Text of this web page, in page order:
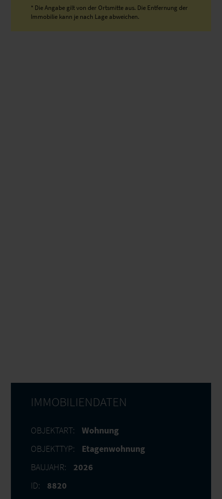
* Die Angabe gilt von der Ortsmitte aus. Die Entfernung der
Immobilie kann je nach Lage abweichen.
IMMOBILIENDATEN
OBJEKTART:
Wohnung
OBJEKTTYP:
Etagenwohnung
BAUJAHR:
2026
ID:
8820